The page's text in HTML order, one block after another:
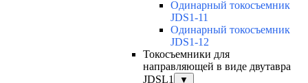
Одинарный токосъемник
JDS1-11
Одинарный токосъемник
JDS1-12
Токосъемники для
направляющей в виде двутавра
JDSL1
▼